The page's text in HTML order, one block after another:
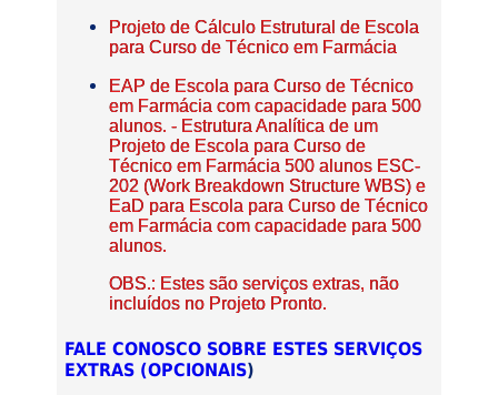
Projeto de Cálculo Estrutural de Escola
para Curso de Técnico em Farmácia
EAP de Escola para Curso de Técnico
em Farmácia com capacidade para 500
alunos. - Estrutura Analítica de um
Projeto de Escola para Curso de
Técnico em Farmácia 500 alunos ESC-
202 (Work Breakdown Structure WBS) e
EaD para Escola para Curso de Técnico
em Farmácia com capacidade para 500
alunos.
OBS.: Estes são serviços extras, não
incluídos no Projeto Pronto.
FALE CONOSCO SOBRE ESTES SERVIÇOS
EXTRAS (OPCIONAIS)